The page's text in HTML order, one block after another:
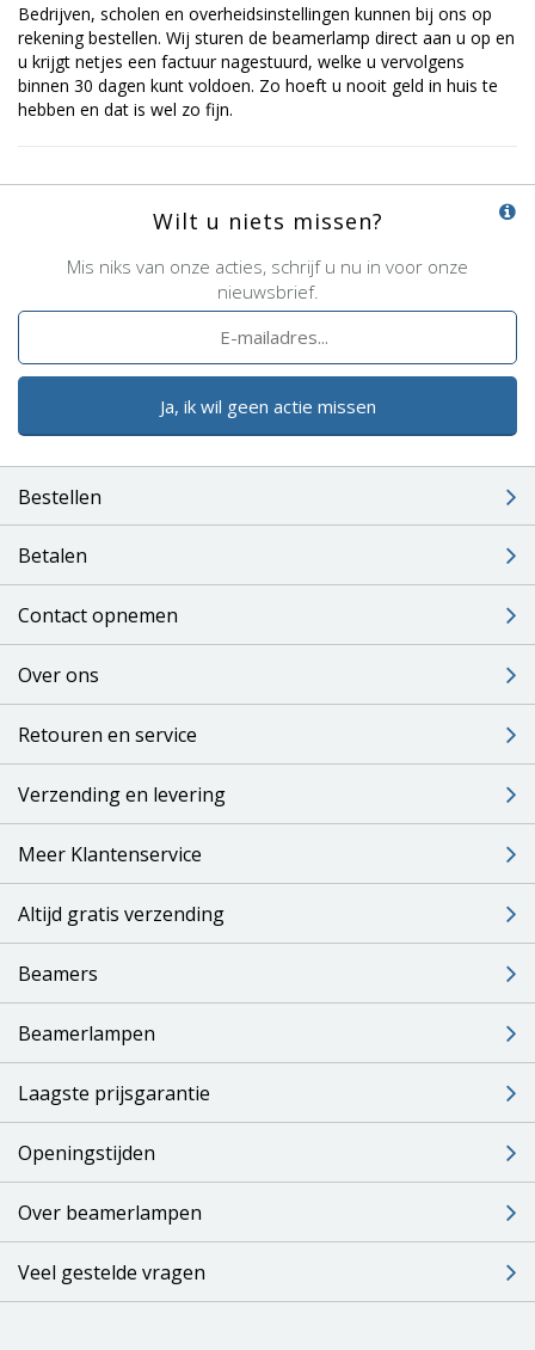
Bedrijven, scholen en overheidsinstellingen kunnen bij ons op
rekening bestellen. Wij sturen de beamerlamp direct aan u op en
u krijgt netjes een factuur nagestuurd, welke u vervolgens
binnen 30 dagen kunt voldoen. Zo hoeft u nooit geld in huis te
hebben en dat is wel zo fijn.
Wilt u niets missen?
Mis niks van onze acties, schrijf u nu in voor onze
nieuwsbrief.
Ja, ik wil geen actie missen
Bestellen
Betalen
Contact opnemen
Over ons
Retouren en service
Verzending en levering
Meer Klantenservice
Altijd gratis verzending
Beamers
Beamerlampen
Laagste prijsgarantie
Openingstijden
Over beamerlampen
Veel gestelde vragen